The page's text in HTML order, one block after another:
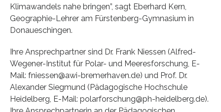
Klimawandels nahe bringen”, sagt Eberhard Kern,
Geographie-Lehrer am Fürstenberg-Gymnasium in
Donaueschingen.
Ihre Ansprechpartner sind Dr. Frank Niessen (Alfred-
Wegener-Institut für Polar- und Meeresforschung, E-
Mail: fniessen@awi-bremerhaven.de) und Prof. Dr.
Alexander Siegmund (Pädagogische Hochschule
Heidelberg, E-Mail: polarforschung@ph-heidelberg.de).